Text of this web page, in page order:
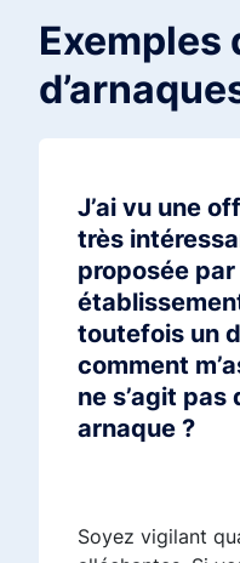
Exemples
J’ai vu une
très
proposée par
toutefois un
comment
ne s’agit pas
arnaque ?
Soyez vigilant